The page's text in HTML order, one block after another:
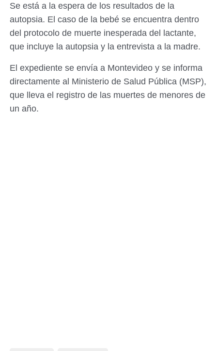
Se está a la espera de los resultados de la
autopsia. El caso de la bebé se encuentra dentro
del protocolo de muerte inesperada del lactante,
que incluye la autopsia y la entrevista a la madre.
El expediente se envía a Montevideo y se informa
directamente al Ministerio de Salud Pública (MSP),
que lleva el registro de las muertes de menores de
un año.